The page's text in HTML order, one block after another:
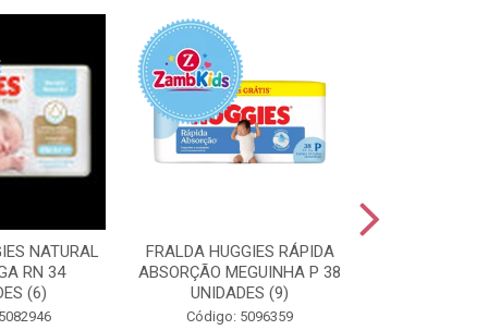
NATURAL
RN 34
(6)
FRALDA HUGGIES RÁPIDA
ABSORÇÃO MEGUINHA P 38
UNIDADES (9)
Código: 5096359